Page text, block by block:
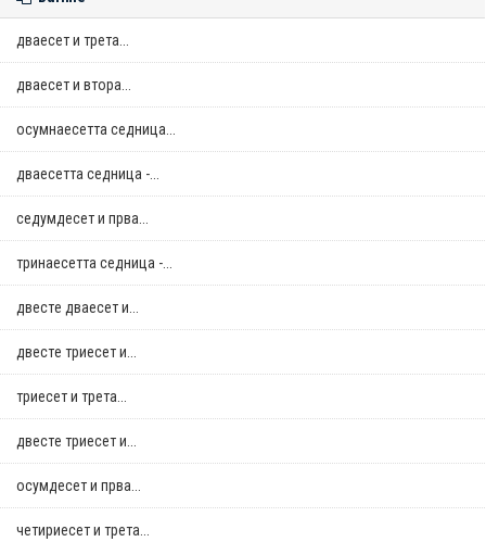
дваесет и трета...
дваесет и втора...
осумнaесетта седница...
дваесетта седница -...
седумдесет и прва...
тринаесетта седница -...
двестe дваесет и...
двестe триесет и...
триесет и трета...
двестe триесет и...
осумдесет и прва...
четириесет и трета...